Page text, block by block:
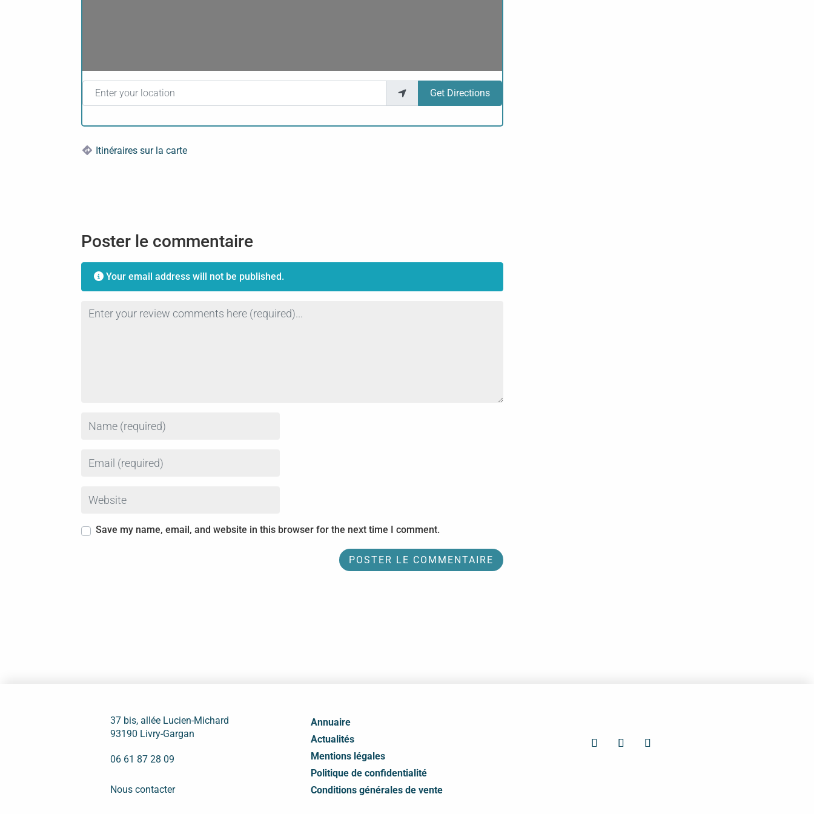
Enter your location
Get Directions
Itinéraires sur la carte
Poster le commentaire
Your email address will not be published.
Save my name, email, and website in this browser for the next time I comment.
37 bis, allée Lucien-Michard
93190 Livry-Gargan
06 61 87 28 09
Nous contacter
Annuaire
Actualités
Mentions légales
Politique de confidentialité
Conditions générales de vente